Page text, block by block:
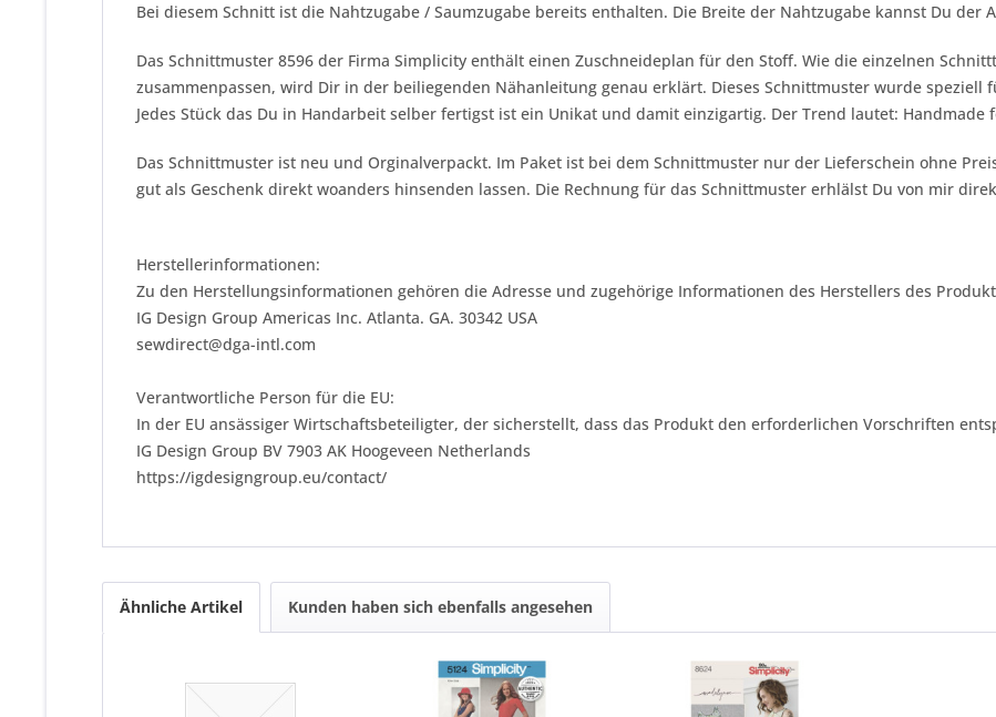
Bei diesem Schnitt ist die Nahtzugabe / Saumzugabe bereits enthalten. Die Breite der Nahtzugabe kannst Du der
Das Schnittmuster 8596 der Firma Simplicity enthält einen Zuschneideplan für den Stoff. Wie die einzelnen
zusammenpassen, wird Dir in der beiliegenden Nähanleitung genau erklärt. Dieses Schnittmuster wurde speziell
Jedes Stück das Du in Handarbeit selber fertigst ist ein Unikat und damit einzigartig. Der Trend lautet: Handmade
Das Schnittmuster ist neu und Orginalverpackt. Im Paket ist bei dem Schnittmuster nur der Lieferschein ohne
gut als Geschenk direkt woanders hinsenden lassen. Die Rechnung für das Schnittmuster erhlälst Du von mir
Herstellerinformationen:
Zu den Herstellungsinformationen gehören die Adresse und zugehörige Informationen des Herstellers des
IG Design Group Americas Inc. Atlanta. GA. 30342 USA
sewdirect@dga-intl.com
Verantwortliche Person für die EU:
In der EU ansässiger Wirtschaftsbeteiligter, der sicherstellt, dass das Produkt den erforderlichen Vorschriften
IG Design Group BV 7903 AK Hoogeveen Netherlands
https://igdesigngroup.eu/contact/
Ähnliche Artikel Kunden haben sich ebenfalls angesehen